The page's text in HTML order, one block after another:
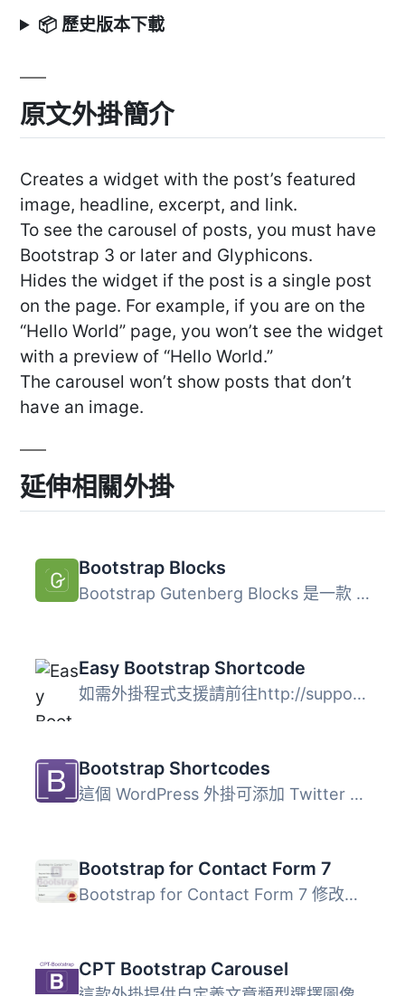
📦 歷史版本下載
原文外掛簡介
Creates a widget with the post’s featured
image, headline, excerpt, and link.
To see the carousel of posts, you must have
Bootstrap 3 or later and Glyphicons.
Hides the widget if the post is a single post
on the page. For example, if you are on the
“Hello World” page, you won’t see the widget
with a preview of “Hello World.”
The carousel won’t show posts that don’t
have an image.
延伸相關外掛
Bootstrap Blocks
Bootstrap Gutenberg Blocks 是一款 WordPress 外掛，此外掛...
Easy Bootstrap Shortcode
如需外掛程式支援請前往http://support.oscitasthemes.com ...
Bootstrap Shortcodes
這個 WordPress 外掛可添加 Twitter Bootstrap 3.3 的快速代...
Bootstrap for Contact Form 7
Bootstrap for Contact Form 7 修改了熱門的 Contact Form 7 ...
CPT Bootstrap Carousel